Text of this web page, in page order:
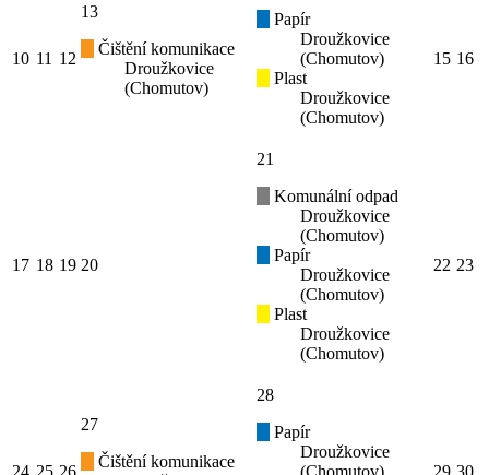
10 11 12
13
Čištění komunikace
Droužkovice
(Chomutov)
Papír
Droužkovice
(Chomutov)
Plast
Droužkovice
(Chomutov)
15 16
17 18 19 20
21
Komunální odpad
Droužkovice
(Chomutov)
Papír
Droužkovice
(Chomutov)
Plast
Droužkovice
(Chomutov)
22 23
24 25 26
27
Čištění komunikace
28
Papír
Droužkovice
(Chomutov)
29 30